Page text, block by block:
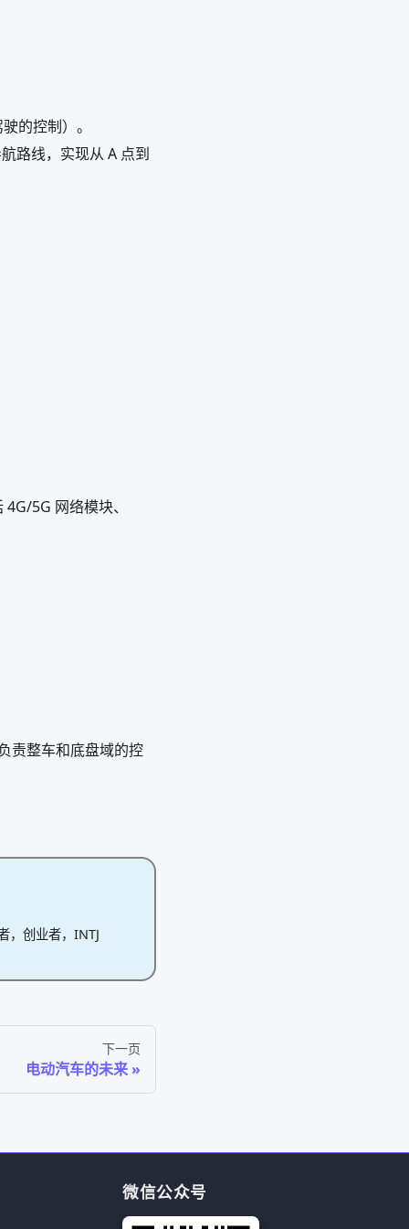
的控制）。
路线，实现从 A 点到
5G 网络模块、
责整车和底盘域的控
，创业者，INTJ
下一页
电动汽车的未来
微信公众号